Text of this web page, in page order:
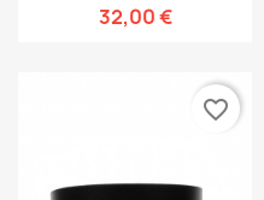
32,00 €
favorite_border